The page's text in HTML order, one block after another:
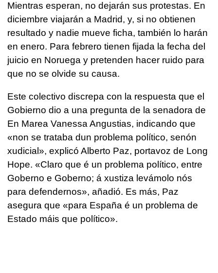
Mientras esperan, no dejarán sus protestas. En
diciembre viajarán a Madrid, y, si no obtienen
resultado y nadie mueve ficha, también lo harán
en enero. Para febrero tienen fijada la fecha del
juicio en Noruega y pretenden hacer ruido para
que no se olvide su causa.
Este colectivo discrepa con la respuesta que el
Gobierno dio a una pregunta de la senadora de
En Marea Vanessa Angustias, indicando que
«non se trataba dun problema político, senón
xudicial », explicó Alberto Paz, portavoz de Long
Hope. «Claro que é un problema político, entre
Goberno e Goberno; á xustiza levámolo nós
para defendernos», añadió. Es más, Paz
asegura que «para España é un problema de
Estado máis que político».